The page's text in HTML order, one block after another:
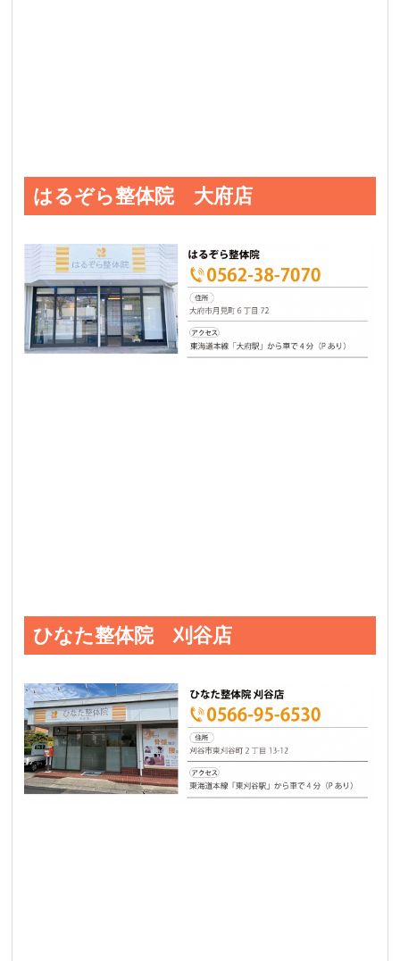
はるぞら整体院 大府店
ひなた整体院 刈谷店